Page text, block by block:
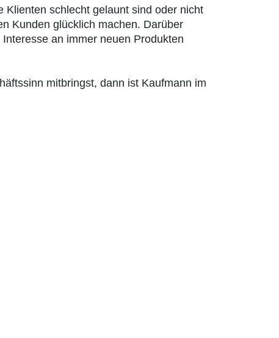
Klienten schlecht gelaunt sind oder nicht
Kunden glücklich machen. Darüber
an immer neuen Produkten
mitbringst, dann ist Kaufmann im